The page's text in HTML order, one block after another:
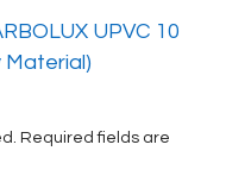
UPVC 10
Material)
Required fields are